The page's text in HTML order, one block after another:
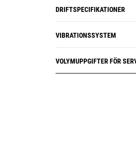
DRIFTSPECIFIKATIONER
VIBRATIONSSYSTEM
VOLYMUPPGIFTER FÖR